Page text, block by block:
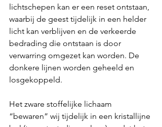
lichtschepen kan er een reset ontstaan,
waarbij de geest tijdelijk in een helder
licht kan verblijven en de verkeerde
bedrading die ontstaan is door
verwarring omgezet kan worden. De
donkere lijnen worden geheeld en
losgekoppeld.
Het zware stoffelijke lichaam
“bewaren” wij tijdelijk in een kristallijne